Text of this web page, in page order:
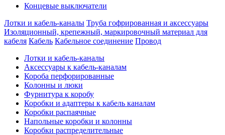
Концевые выключатели
Лотки и кабель-каналы Труба гофрированная и аксессуары
Изоляционный, крепежный, маркировочный материал для
кабеля Кабель Кабельное соединение Провод
Лотки и кабель-каналы
Аксессуары к кабель-каналам
Короба перфорированные
Колонны и люки
Фурнитура к коробу
Коробки и адаптеры к кабель каналам
Коробки распаячные
Напольные коробки и колонны
Коробки распределительные